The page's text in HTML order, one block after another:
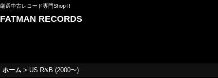
厳選中古レコード専門Shop !!
FATMAN RECORDS
ホーム > US R&B (2000〜)